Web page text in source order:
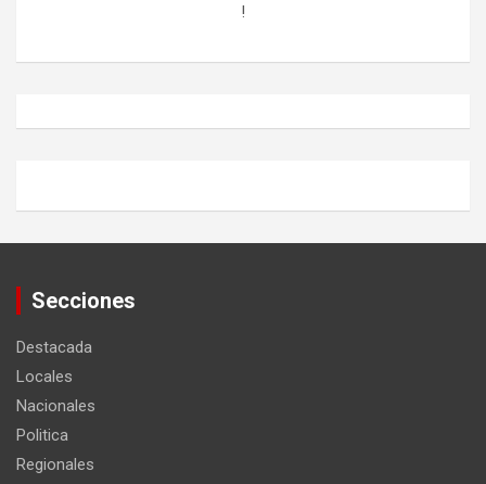
!
Secciones
Destacada
Locales
Nacionales
Politica
Regionales